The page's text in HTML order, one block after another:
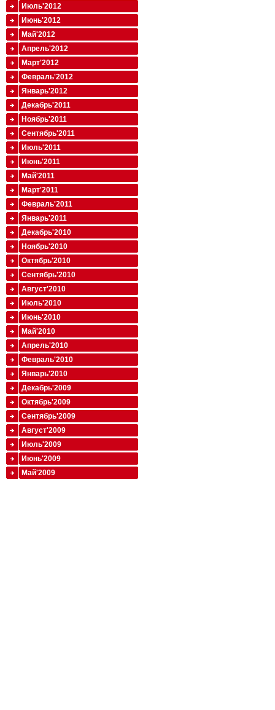
Июль'2012
Июнь'2012
Май'2012
Апрель'2012
Март'2012
Февраль'2012
Январь'2012
Декабрь'2011
Ноябрь'2011
Сентябрь'2011
Июль'2011
Июнь'2011
Май'2011
Март'2011
Февраль'2011
Январь'2011
Декабрь'2010
Ноябрь'2010
Октябрь'2010
Сентябрь'2010
Август'2010
Июль'2010
Июнь'2010
Май'2010
Апрель'2010
Февраль'2010
Январь'2010
Декабрь'2009
Октябрь'2009
Сентябрь'2009
Август'2009
Июль'2009
Июнь'2009
Май'2009